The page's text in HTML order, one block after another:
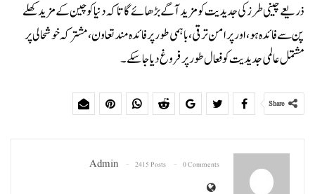
ذریعے چینی طرز کی جدید یت کو مزید آگے بڑھائے گا تاکہ دنیا کو چین کے مزید کھلے
پن سے فائدہ ہو ، اور پرامن ترقی، باہمی طور پر فائدہ مند تعاون، مشترکہ خوشحالی پر
مشتمل عالمی جدیدیت کو فعال طور پر فروغ دیا جا سکے ۔
Share
Admin 2415 Posts 0 Comments